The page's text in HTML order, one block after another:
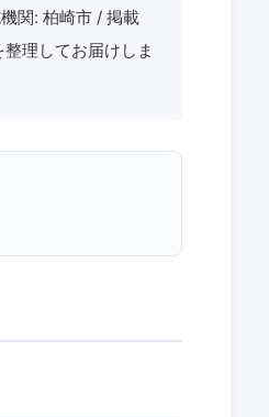
関: 柏崎市 / 掲載
理してお届けしま